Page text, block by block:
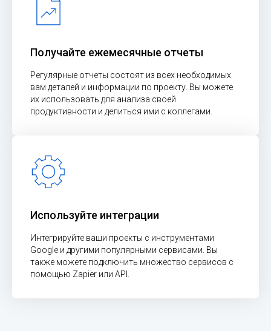
Получайте ежемесячные отчеты
Регулярные отчеты состоят из всех необходимых
вам деталей и информации по проекту. Вы можете
их использовать для анализа своей
продуктивности и делиться ими с коллегами.
Используйте интеграции
Интегрируйте ваши проекты с инструментами
Google и другими популярными сервисами. Вы
также можете подключить множество сервисов с
помощью Zapier или API.